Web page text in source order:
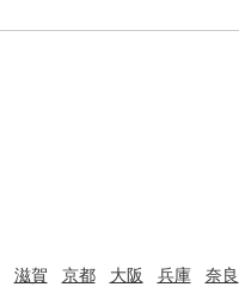
滋賀 京都 大阪 兵庫 奈良